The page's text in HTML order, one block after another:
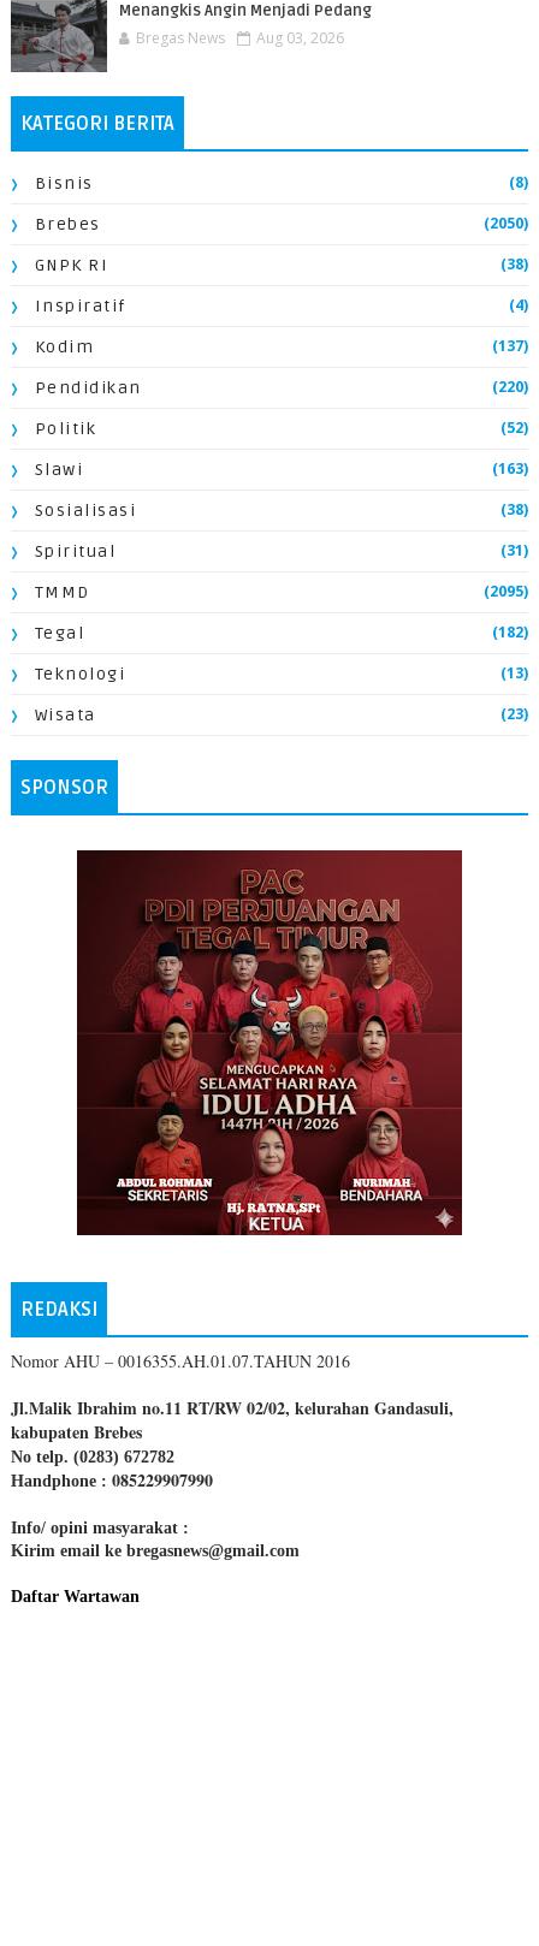
Menangkis Angin Menjadi Pedang
Bregas News Aug 03, 2026
KATEGORI BERITA
Bisnis (8)
Brebes (2050)
GNPK RI (38)
Inspiratif (4)
Kodim (137)
Pendidikan (220)
Politik (52)
Slawi (163)
Sosialisasi (38)
Spiritual (31)
TMMD (2095)
Tegal (182)
Teknologi (13)
Wisata (23)
SPONSOR
REDAKSI
Nomor AHU – 0016355.AH.01.07.TAHUN 2016
Jl.Malik Ibrahim no.11 RT/RW 02/02, kelurahan Gandasuli,
kabupaten Brebes
No telp. (0283) 672782
Handphone : 085229907990
Info/ opini masyarakat :
Kirim email ke bregasnews@gmail.com
Daftar Wartawan